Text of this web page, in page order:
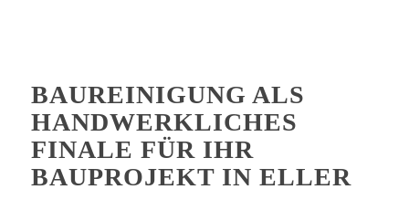
BAUREINIGUNG ALS
HANDWERKLICHES
FINALE FÜR IHR
BAUPROJEKT IN ELLER